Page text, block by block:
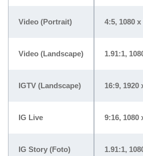
Video (Portrait) 4:5, 1080
Video (Landscape) 1.91:1,
IGTV (Landscape) 16:9, 1920
IG Live 9:16, 1080
IG Story (Foto) 1.91:1,